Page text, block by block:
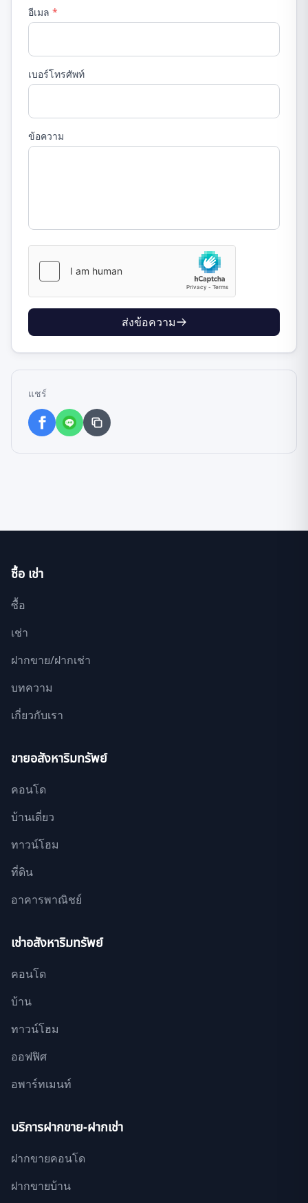
อีเมล *
เบอร์โทรศัพท์
ข้อความ
ส่งข้อความ
แชร์
ซื้อ เช่า
ซื้อ
เช่า
ฝากขาย/ฝากเช่า
บทความ
เกี่ยวกับเรา
ขายอสังหาริมทรัพย์
คอนโด
บ้านเดี่ยว
ทาวน์โฮม
ที่ดิน
อาคารพาณิชย์
เช่าอสังหาริมทรัพย์
คอนโด
บ้าน
ทาวน์โฮม
ออฟฟิศ
อพาร์ทเมนท์
บริการฝากขาย-ฝากเช่า
ฝากขายคอนโด
ฝากขายบ้าน